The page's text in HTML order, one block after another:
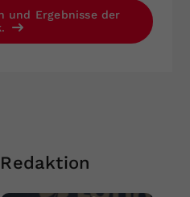
und Ergebnisse der